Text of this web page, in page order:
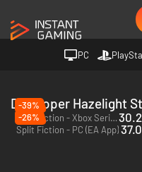
PC
Developer Hazelight
-39%
Split Fiction - Xbox Series X|S
-26%
Split Fiction - PC (EA App)